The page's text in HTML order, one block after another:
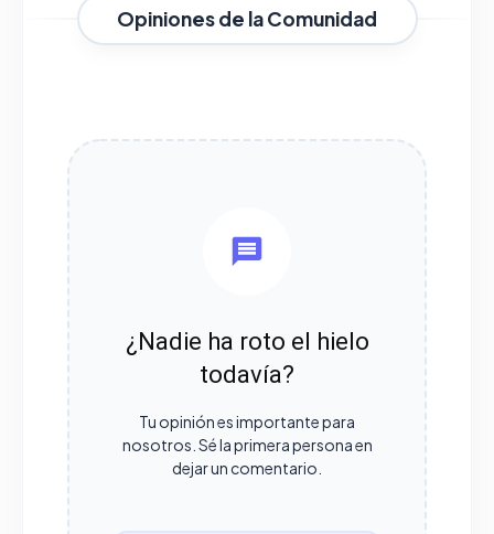
Opiniones de la Comunidad
¿Nadie ha roto el hielo
todavía?
Tu opinión es importante para
nosotros. Sé la primera persona en
dejar un comentario.